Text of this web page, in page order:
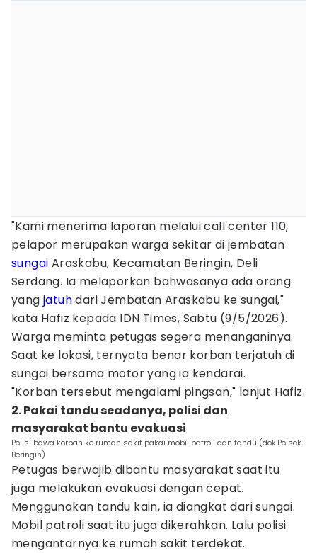
"Kami menerima laporan melalui call center 110,
pelapor merupakan warga sekitar di jembatan
sungai Araskabu, Kecamatan Beringin, Deli
Serdang. Ia melaporkan bahwasanya ada orang
yang jatuhdari Jembatan Araskabu ke sungai,"
kata Hafiz kepada IDN Times, Sabtu (9/5/2026).
Warga meminta petugas segera menanganinya.
Saat ke lokasi, ternyata benar korban terjatuh di
sungai bersama motor yang ia kendarai.
"Korban tersebut mengalami pingsan," lanjut Hafiz.
2. Pakai tandu seadanya, polisi dan
masyarakat bantu evakuasi
Polisi bawa korban ke rumah sakit pakai mobil patroli dan tandu (dok.Polsek
Beringin)
Petugas berwajib dibantu masyarakat saat itu
juga melakukan evakuasi dengan cepat.
Menggunakan tandu kain, ia diangkat dari sungai.
Mobil patroli saat itu juga dikerahkan. Lalu polisi
mengantarnya ke rumah sakit terdekat.